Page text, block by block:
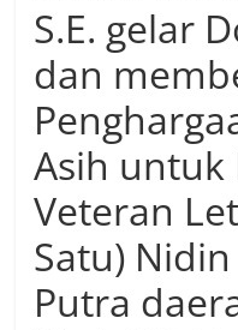
S.E. gelar
dan
Asih untuk
Veteran
Satu)
Putra